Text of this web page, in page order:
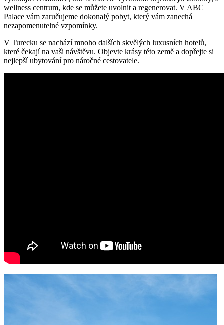
wellness centrum, kde se můžete uvolnit a regenerovat. V ABC
Palace vám zaručujeme dokonalý pobyt, který vám zanechá
nezapomenutelné vzpomínky.
V Turecku se nachází mnoho dalších skvělých luxusních hotelů,
které čekají na vaši návštěvu. Objevte krásy této země a dopřejte si
nejlepší ubytování pro náročné cestovatele.